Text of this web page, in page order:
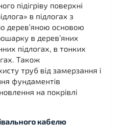
підігріву поверхні
в підлогах з
дерев’яною основою
в дерев’яних
підлогах, в тонких
Також
труб від замерзання і
фундаментів
на покрівлі
кабелю